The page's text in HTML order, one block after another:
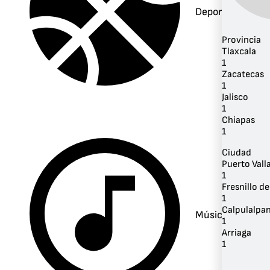
Deportes
Música
Provincia
Tlaxcala
1
Zacatecas
1
Jalisco
1
Chiapas
1
Ciudad
Puerto
1
Fresnillo
1
1
Arriaga
1